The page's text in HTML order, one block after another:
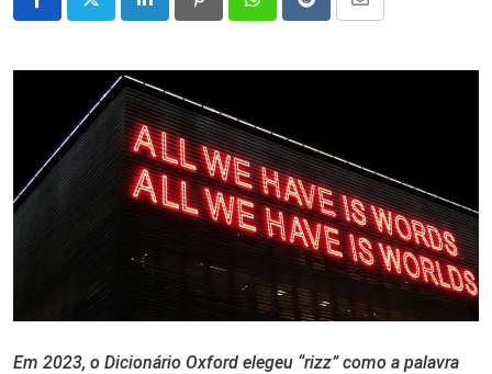
LinkedIn PinterestWhatsappRedditShare
Email
Em 2023, o Dicionário Oxford elegeu “rizz” como a palavra